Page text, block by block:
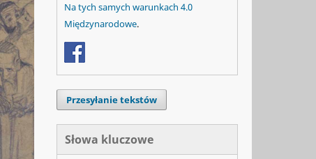
Na tych samych warunkach 4.0
Międzynarodowe.
Przesyłanie tekstów
Słowa kluczowe